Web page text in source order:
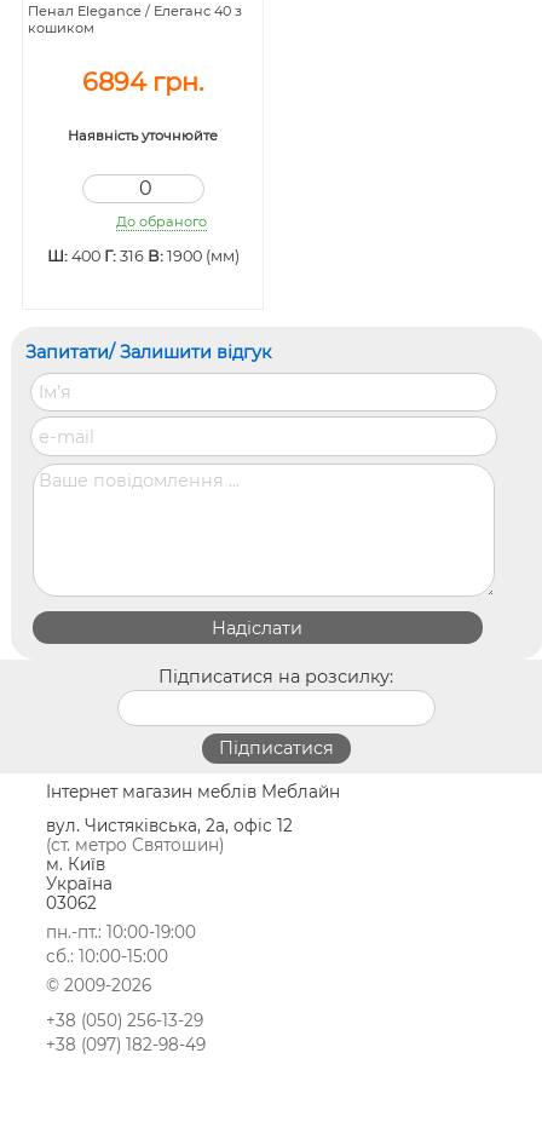
Пенал Elegance / Елеганс 40 з
кошиком
6894 грн.
Наявність уточнюйте
До обраного
Ш: 400Г: 316В: 1900 (мм)
Запитати/ Залишити відгук
Підписатися на розсилку:
Інтернет магазин меблів Меблайн
вул. Чистяківська, 2а, офіс 12
(ст. метро Святошин)
м. Київ
Україна
03062
пн.-пт.: 10:00-19:00
сб.: 10:00-15:00
© 2009-2026
+38 (050) 256-13-29
+38 (097) 182-98-49